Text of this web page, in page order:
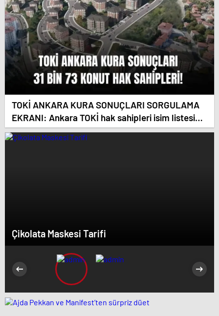
TOKİ ANKARA KURA SONUÇLARI SORGULAMA
EKRANI: Ankara TOKİ hak sahipleri isim listesi
(ASİL VE YEDEK) Ankara kura sonuçları nasıl,
nereden sorgulanır?
Çikolata Maskesi Tarifi